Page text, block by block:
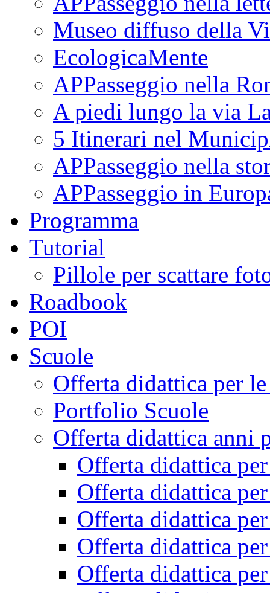
Museo diffuso della
EcologicaMente
APPasseggio nella
A piedi lungo la via
5 Itinerari nel
APPasseggio nella
APPasseggio in
Programma
Tutorial
Pillole per scattare
Roadbook
POI
Scuole
Offerta didattica per
Portfolio Scuole
Offerta didattica anni
Offerta didattica
Offerta didattica
Offerta didattica
Offerta didattica
Offerta didattica